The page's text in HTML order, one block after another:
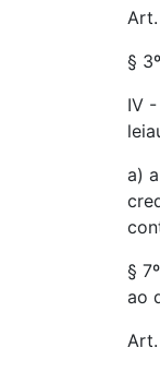
Art.
§
IV
a)
§
ao
Art.